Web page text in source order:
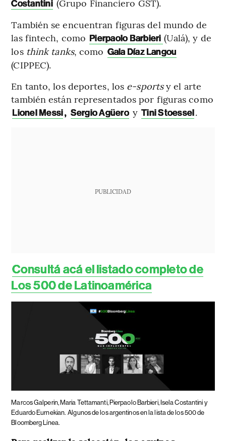
Costantini (Grupo Financiero GST).
También se encuentran figuras del mundo de
las fintech, como Pierpaolo Barbieri (Ualá), y de
los think tanks, como Gala Díaz Langou
(CIPPEC).
En tanto, los deportes, los e-sportsy el arte
también están representados por figuras como
Lionel Messi, Sergio Agüero y Tini Stoessel.
PUBLICIDAD
Consultá acá el listado completo de
Los 500 de Latinoamérica
Marcos Galperin, Maria Tettamanti, Pierpaolo Barbieri, Isela Costantini y
Eduardo Eurnekian. Algunos de los argentinos en la lista de los 500 de
Bloomberg Línea.